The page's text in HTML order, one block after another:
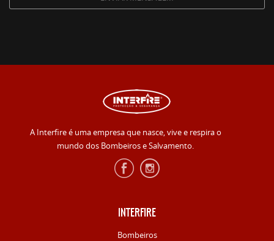
A Interfire é uma empresa que nasce, vive e respira o
mundo dos Bombeiros e Salvamento.
INTERFIRE
Bombeiros